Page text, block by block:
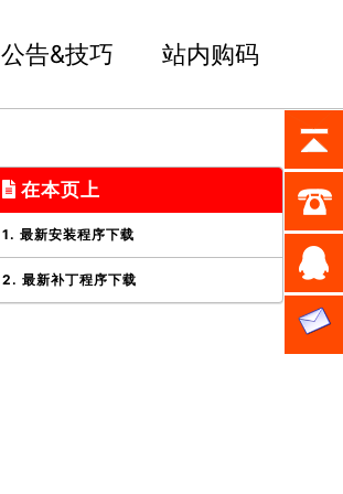
公告&技巧 站内购码
在本页上
1. 最新安装程序下载
2. 最新补丁程序下载